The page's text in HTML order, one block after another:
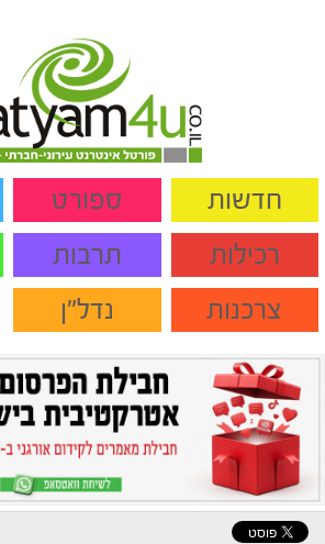
חדשות ספורט
רכילות
תרבות
צרכנות
נדל"ן